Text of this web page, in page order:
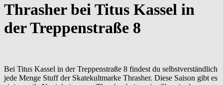
Thrasher bei Titus Kassel in
der Treppenstraße 8
Bei Titus Kassel in der Treppenstraße 8 findest du selbstverständlich
jede Menge Stuff der Skatekultmarke Thrasher. Diese Saison gibt es